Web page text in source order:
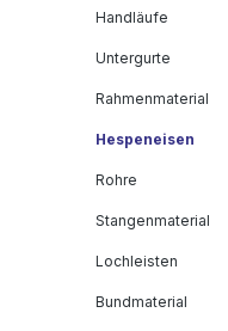
Handläufe
Untergurte
Rahmenmaterial
Hespeneisen
Rohre
Stangenmaterial
Lochleisten
Bundmaterial